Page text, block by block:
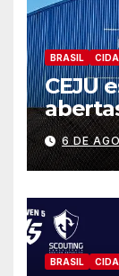
BRASIL
CEJU
6 DE
BRASIL